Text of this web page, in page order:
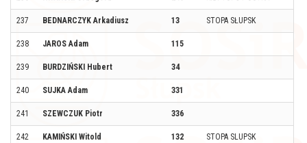
237 BEDNARCZYK Arkadiusz 13 STOPA SŁUPSK
238 JAROS Adam 115
239 BURDZIŃSKI Hubert 34
240 SUJKA Adam 331
241 SZEWCZUK Piotr 336
242 KAMIŃSKI Witold 132 STOPA SLUPSK